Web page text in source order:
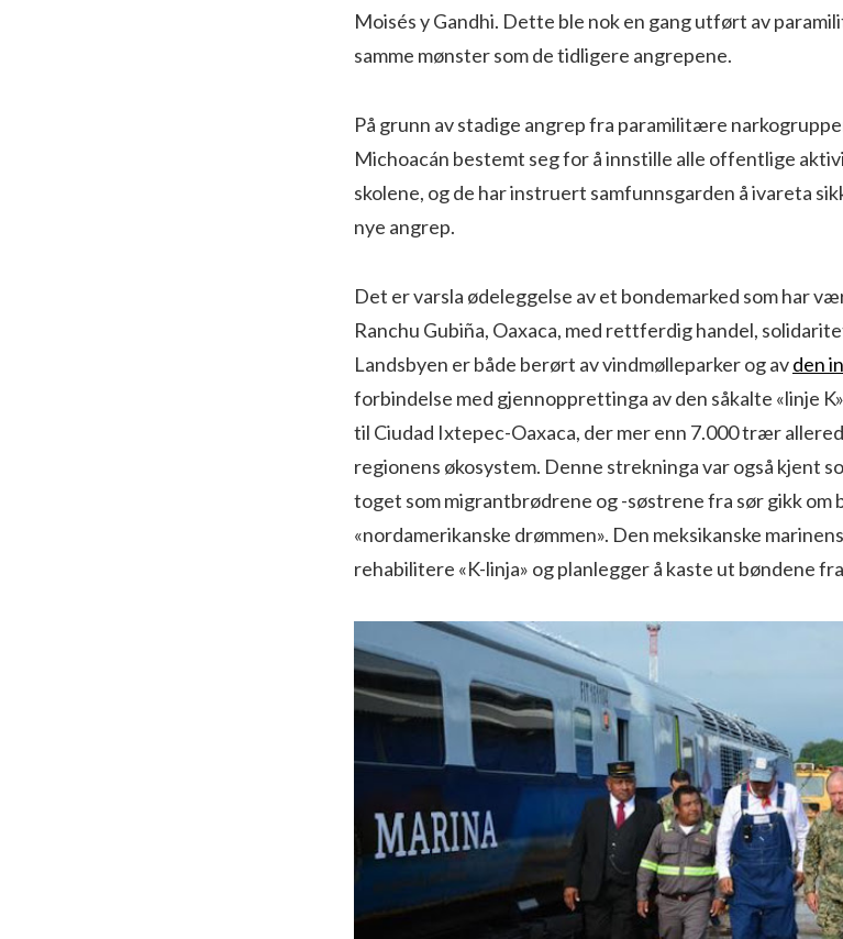
Moisés y Gandhi. Dette ble nok en gang utført av
samme mønster som de tidligere angrepene.
På grunn av stadige angrep fra paramilitære
Michoacán bestemt seg for å innstille alle offentlige
skolene, og de har instruert samfunnsgarden å ivareta
nye angrep.
Det er varsla ødeleggelse av et bondemarked som har
Ranchu Gubiña, Oaxaca, med rettferdig handel,
Landsbyen er både berørt av vindmølleparker og avden
forbindelse med gjennopprettinga av den såkalte «linje
til Ciudad Ixtepec-Oaxaca, der mer enn 7.000 trær
regionens økosystem. Denne strekninga var også kjent
toget som migrantbrødrene og -søstrene fra sør gikk om
«nordamerikanske drømmen». Den meksikanske
rehabilitere «K-linja» og planlegger å kaste ut bøndene